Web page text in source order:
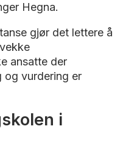
Hegna.
gjør det lettere å
ansatte der
og vurdering er
i